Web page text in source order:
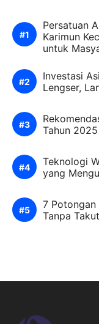
Persatuan
Karimun
untuk
Investasi
Lengser,
Tahun 2025
Teknologi
yang
7 Potongan
Tanpa